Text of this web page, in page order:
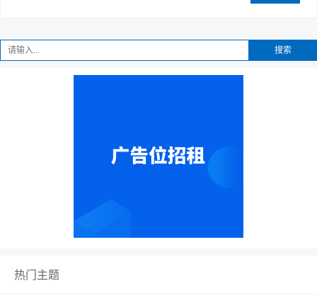
搜索
热门主题